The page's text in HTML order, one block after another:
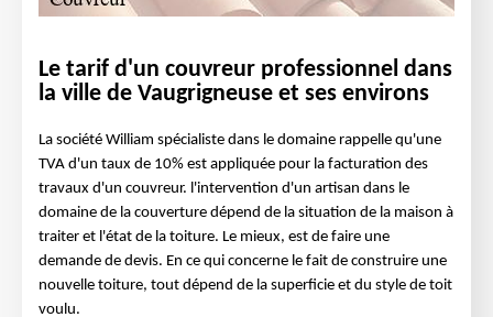
Le tarif d'un couvreur professionnel dans
la ville de Vaugrigneuse et ses environs
La société William spécialiste dans le domaine rappelle qu'une
TVA d'un taux de 10% est appliquée pour la facturation des
travaux d'un couvreur. l'intervention d'un artisan dans le
domaine de la couverture dépend de la situation de la maison à
traiter et l'état de la toiture. Le mieux, est de faire une
demande de devis. En ce qui concerne le fait de construire une
nouvelle toiture, tout dépend de la superficie et du style de toit
voulu.